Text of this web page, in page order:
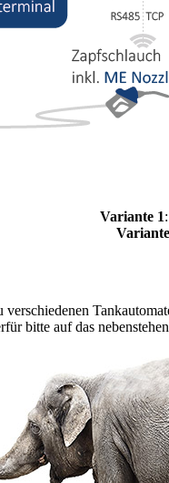
Variante 1
bitte auf das